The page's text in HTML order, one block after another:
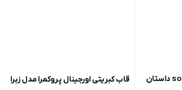
قاب ژله ای طرح دار so cool داستان
قاب کبریتی اورجینال پروکمرا مدل زبرا